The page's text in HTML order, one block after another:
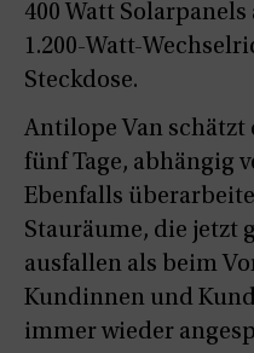
400 Watt
1.200-Watt-
Steckdose.
Antilope Van schätzt
fünf Tage, abhängig
Ebenfalls
Stauräume, die jetzt
ausfallen als beim
Kundinnen und
immer wieder